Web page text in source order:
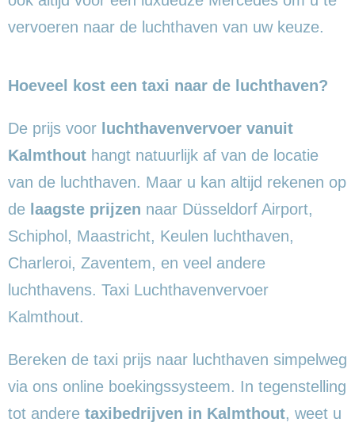
vervoeren naar de luchthaven van uw keuze.
Hoeveel kost een taxi naar de luchthaven?
De prijs voor luchthavenvervoer vanuit
Kalmthout hangt natuurlijk af van de locatie
van de luchthaven. Maar u kan altijd rekenen op
de laagste prijzen naar Düsseldorf Airport,
Schiphol, Maastricht, Keulen luchthaven,
Charleroi, Zaventem, en veel andere
luchthavens. Taxi Luchthavenvervoer
Kalmthout.
Bereken de taxi prijs naar luchthaven simpelweg
via ons online boekingssysteem. In tegenstelling
tot andere taxibedrijven in Kalmthout, weet u